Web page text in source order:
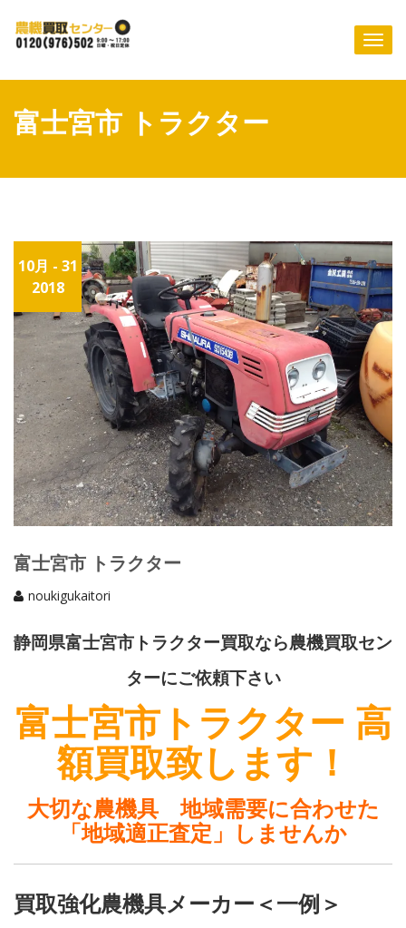
content
富士宮市 トラクター
10月 - 31
2018
富士宮市 トラクター
noukigukaitori
静岡県富士宮市トラクター買取なら農機買取セン
ターにご依頼下さい
富士宮市トラクター 高
額買取致します！
大切な農機具 地域需要に合わせた
「地域適正査定」しませんか
買取強化農機具メーカー＜一例＞